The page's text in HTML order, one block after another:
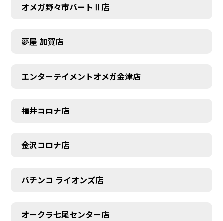
オメガ野々市パートⅡ店
夢屋 加賀店
エンターテイメントオメガ金津店
福井コロナ店
金沢コロナ店
パチンコ ライオンズ店
オークラ七尾センター店